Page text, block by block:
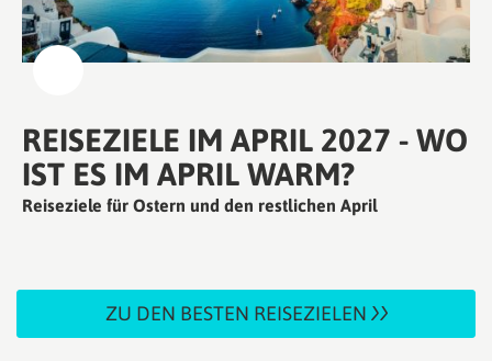
REISEZIELE IM APRIL 2027 - WO
IST ES IM APRIL WARM?
Reiseziele für Ostern und den restlichen April
ZU DEN BESTEN REISEZIELEN